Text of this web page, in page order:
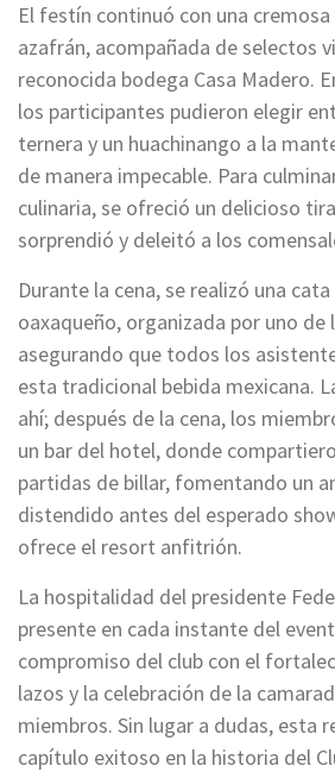
El festín continuó con una
azafrán, acompañada de selectos
reconocida bodega Casa Madero.
los participantes pudieron elegir
ternera y un huachinango a la
de manera impecable. Para
culinaria, se ofreció un delicioso
sorprendió y deleitó a los
Durante la cena, se realizó una
oaxaqueño, organizada por uno de
asegurando que todos los
esta tradicional bebida mexicana.
ahí; después de la cena, los
un bar del hotel, donde
partidas de billar, fomentando un
distendido antes del esperado
ofrece el resort anfitrión.
La hospitalidad del presidente
presente en cada instante del
compromiso del club con el
lazos y la celebración de la
miembros. Sin lugar a dudas, esta
capítulo exitoso en la historia del